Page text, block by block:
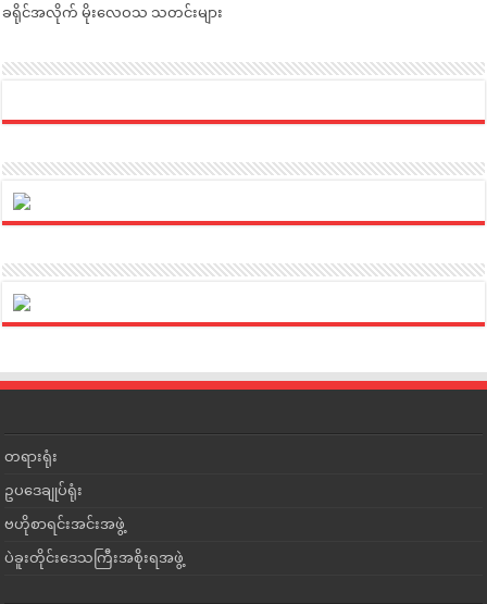
ခရိုင်အလိုက် မိုးလေဝသ သတင်းများ
တရားရုံး
ဥပဒေချုပ်ရုံး
ဗဟိုစာရင်းအင်းအဖွဲ့
ပဲခူးတိုင်းဒေသကြီးအစိုးရအဖွဲ့